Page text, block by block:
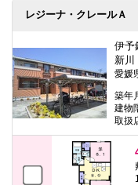
レジーナ・クレールＡ
伊予
新川
愛媛
築年
建物
取扱